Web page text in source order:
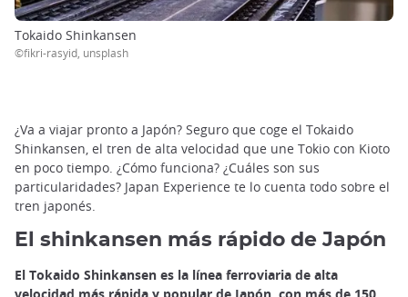
Tokaido Shinkansen
©fikri-rasyid, unsplash
¿Va a viajar pronto a Japón? Seguro que coge el Tokaido
Shinkansen, el tren de alta velocidad que une Tokio con Kioto
en poco tiempo. ¿Cómo funciona? ¿Cuáles son sus
particularidades? Japan Experience te lo cuenta todo sobre el
tren japonés.
El shinkansen más rápido de Japón
El Tokaido Shinkansen es la línea ferroviaria de alta
velocidad más rápida y popular de Japón, con más de 150